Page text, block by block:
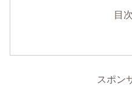
目次
スポン